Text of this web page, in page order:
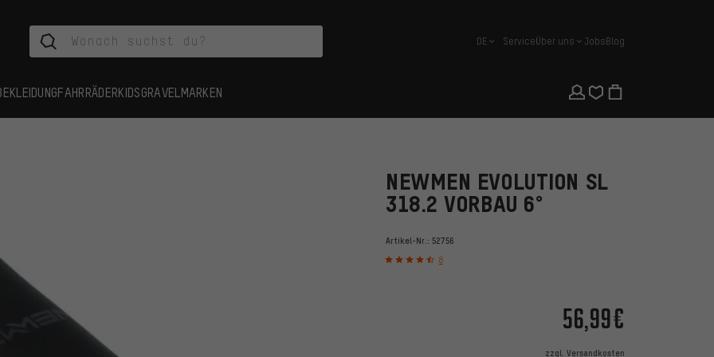
Deutsch
DE ServiceÜber uns JobsBlog
FAHRRÄDERKIDSGRAVEL MARKEN
NEWMEN EVOLUTION SL
318.2 VORBAU 6°
Artikel-Nr.: 52756
8
56,99€
zzgl. Versandkosten